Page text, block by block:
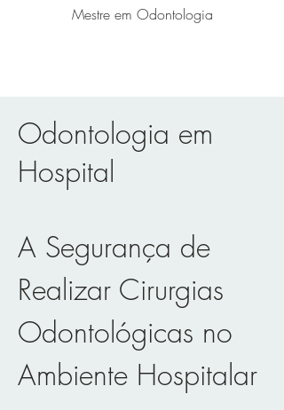
Mestre em Odontologia
Odontologia em
Hospital
A Segurança de
Realizar Cirurgias
Odontológicas no
Ambiente Hospitalar